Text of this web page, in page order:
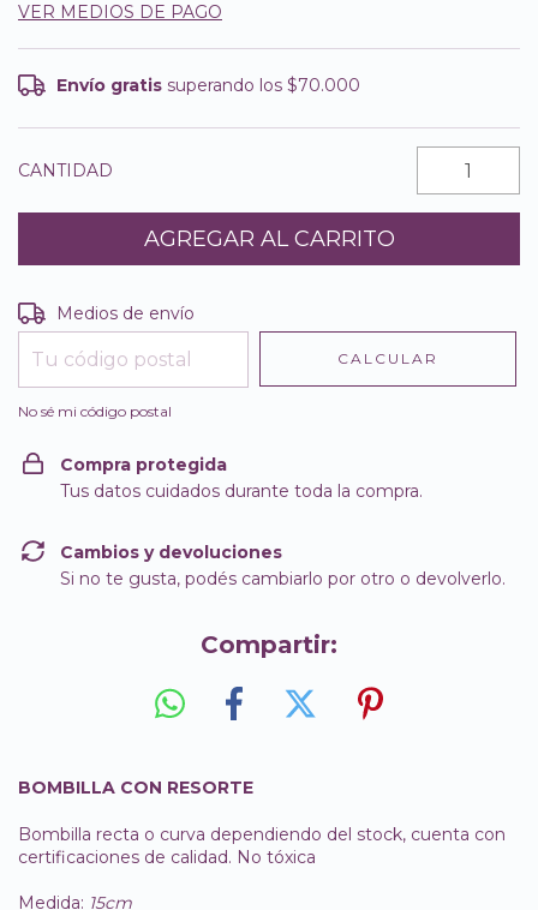
VER MEDIOS DE PAGO
Envío gratis superando los$70.000
CANTIDAD
Entregas para el CP:
Medios de envío
CALCULAR
No sé mi código postal
Compra protegida
Tus datos cuidados durante toda la compra.
Cambios y devoluciones
Si no te gusta, podés cambiarlo por otro o devolverlo.
Compartir:
BOMBILLA CON RESORTE
Bombilla recta o curva dependiendo del stock, cuenta con
certificaciones de calidad. No tóxica
Medida: 15cm